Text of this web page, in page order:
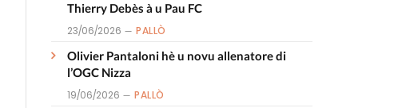
Thierry Debès à u Pau FC
23/06/2026 PALLÒ
Olivier Pantaloni hè u novu allenatore di
l’OGC Nizza
19/06/2026 PALLÒ